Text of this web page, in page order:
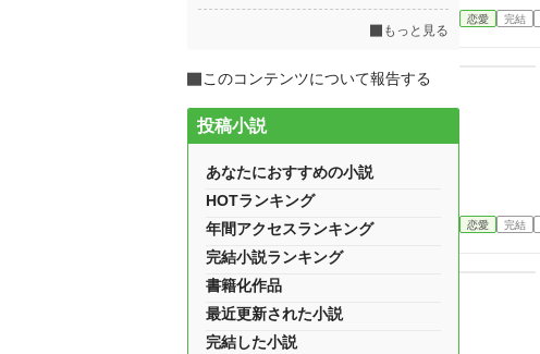
恋愛 完結
恋愛 完結
もっと見る
このコンテンツについて報告する
投稿小説
あなたにおすすめの小説
HOTランキング
年間アクセスランキング
完結小説ランキング
書籍化作品
最近更新された小説
完結した小説